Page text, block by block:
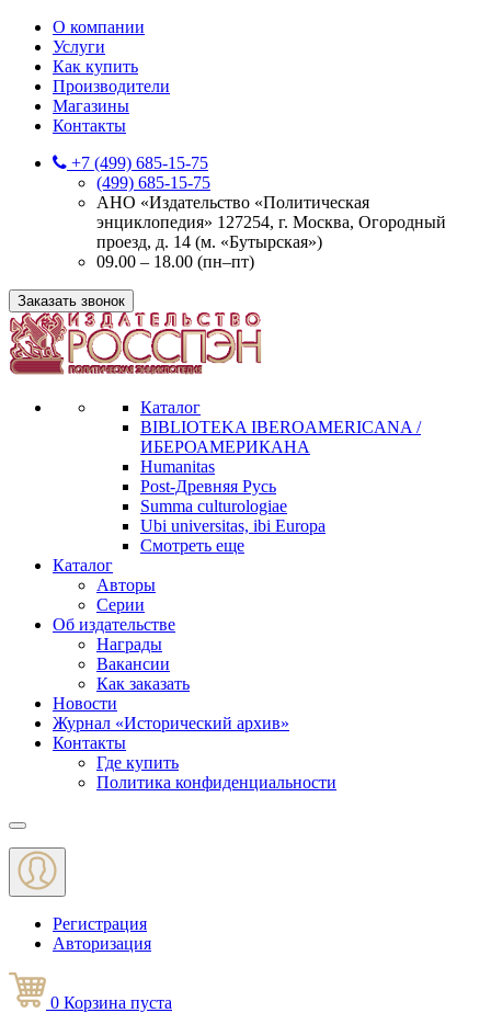
О компании
Услуги
Как купить
Производители
Магазины
Контакты
+7 (499) 685-15-75
(499) 685-15-75
АНО «Издательство «Политическая
энциклопедия» 127254, г. Москва, Огородный
проезд, д. 14 (м. «Бутырская»)
09.00 – 18.00 (пн–пт)
Заказать звонок
Каталог
BIBLIOTEKA IBEROAMERICANA /
ИБЕРОАМЕРИКАНА
Humanitas
Post-Древняя Русь
Summa culturologiae
Ubi universitas, ibi Europa
Смотреть еще
Каталог
Авторы
Серии
Об издательстве
Награды
Вакансии
Как заказать
Новости
Журнал «Исторический архив»‎
Контакты
Где купить
Политика конфиденциальности
Меню
Регистрация
Авторизация
0 Корзина пуста